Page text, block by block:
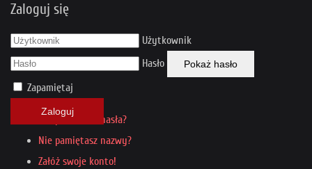
Zaloguj się
Użytkownik
Hasło
Pokaż hasło
Zapamiętaj
Zaloguj
Nie pamiętasz hasła?
Nie pamiętasz nazwy?
Załóż swoje konto!